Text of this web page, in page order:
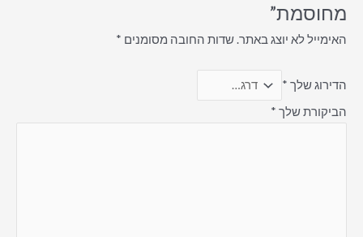
מחוסמת”
האימייל לא יוצג באתר.שדות החובה מסומנים *
הדירוג שלך *
הביקורת שלך *